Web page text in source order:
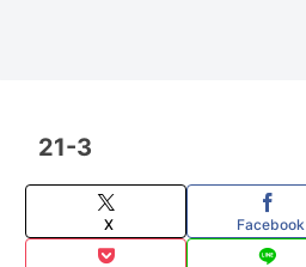
21-3
X Facebook